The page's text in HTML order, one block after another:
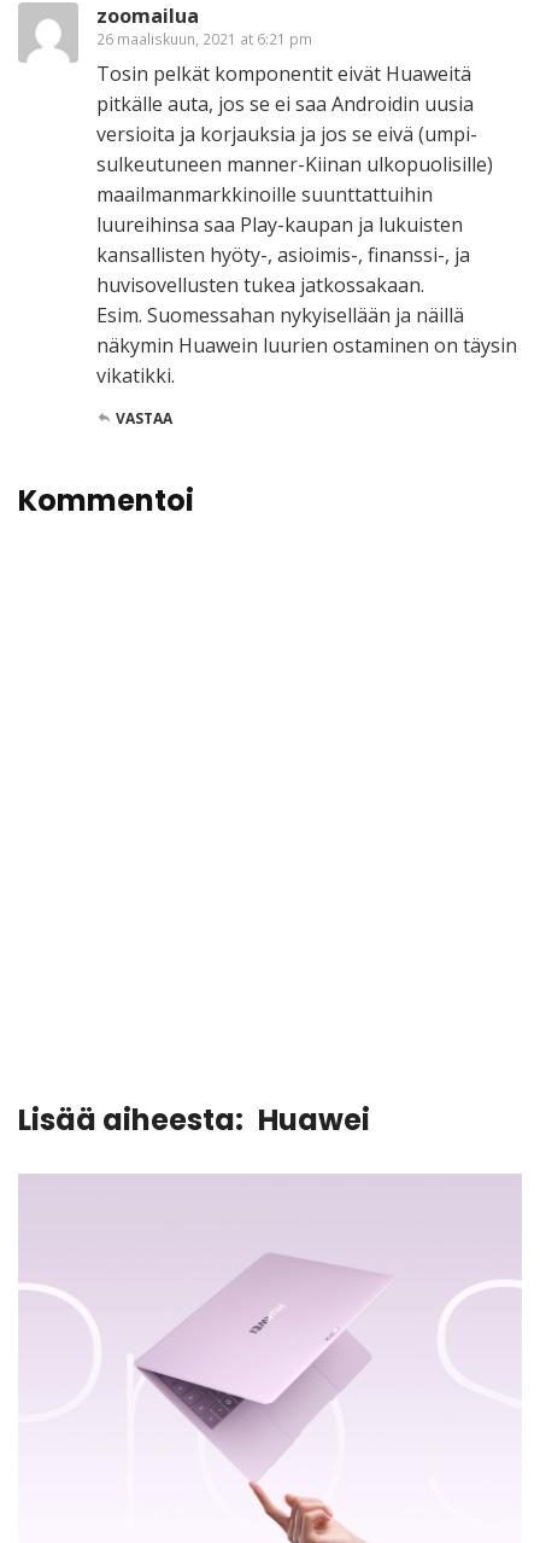
zoomailua
26 maaliskuun, 2021 at 6:21 pm
Tosin pelkät komponentit eivät Huaweitä
pitkälle auta, jos se ei saa Androidin uusia
versioita ja korjauksia ja jos se eivä (umpi-
sulkeutuneen manner-Kiinan ulkopuolisille)
maailmanmarkkinoille suunttattuihin
luureihinsa saa Play-kaupan ja lukuisten
kansallisten hyöty-, asioimis-, finanssi-, ja
huvisovellusten tukea jatkossakaan.
Esim. Suomessahan nykyisellään ja näillä
näkymin Huawein luurien ostaminen on täysin
vikatikki.
VASTAA
Kommentoi
Lisää aiheesta: Huawei